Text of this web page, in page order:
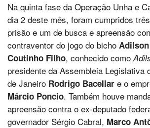
Na quinta fase da Operação Unha e
dia 2 deste mês, foram cumpridos
prisão e um de busca e apreensão
contraventor do jogo do bicho
Coutinho Filho, conhecido como
presidente da Assembleia Legislativa
de Janeiro Rodrigo Bacellar e o
Márcio Poncio. Também houve
apreensão contra o ex-deputado
governador Sérgio Cabral, Marco